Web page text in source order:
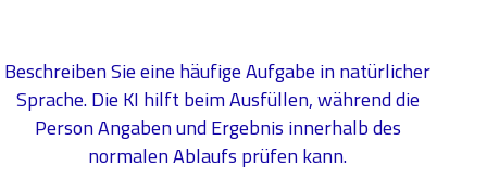
Beschreiben Sie eine häufige Aufgabe in natürlicher
Sprache. Die KI hilft beim Ausfüllen, während die
Person Angaben und Ergebnis innerhalb des
normalen Ablaufs prüfen kann.